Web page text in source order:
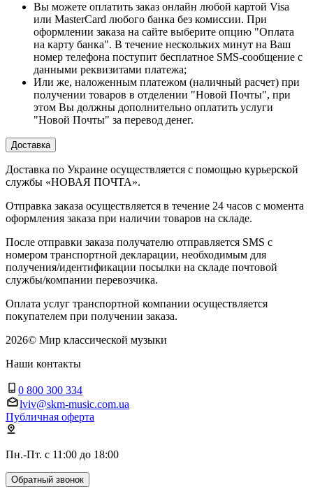
Вы можете оплатить заказ онлайн любой картой Visa
или MasterCard любого банка без комиссии. При
оформлении заказа на сайте выберите опцию "Оплата
на карту банка". В течение нескольких минут на Ваш
номер телефона поступит бесплатное SMS-сообщение с
данными реквизитами платежа;
Или же, наложенным платежом (наличный расчет) при
получении товаров в отделении "Новой Почты", при
этом Вы должны дополнительно оплатить услуги
"Новой Почты" за перевод денег.
Доставка
Доставка по Украине осуществляется с помощью курьерской
службы «НОВАЯ ПОЧТА».
Отправка заказа осуществляется в течение 24 часов с момента
оформления заказа при наличии товаров на складе.
После отправки заказа получателю отправляется SMS с
номером транспортной декларации, необходимым для
получения/идентификации посылки на складе почтовой
службы/компании перевозчика.
Оплата услуг транспортной компании осуществляется
покупателем при получении заказа.
2026© Мир классической музыки
Наши контакты
0 800 300 334
lviv@skm-music.com.ua
Публичная оферта
Пн.-Пт. с 11:00 до 18:00
Обратный звонок